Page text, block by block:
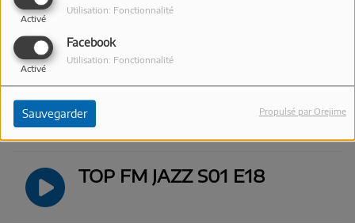
Activé
Utilisation: Fonctionnalité
Facebook
Activé
Utilisation: Fonctionnalité
Sauvegarder Propulsé par Orejime
TOP FM JAZZ S01 E20
TOP FM JAZZ S01 E19
TOP FM JAZZ S01 E18